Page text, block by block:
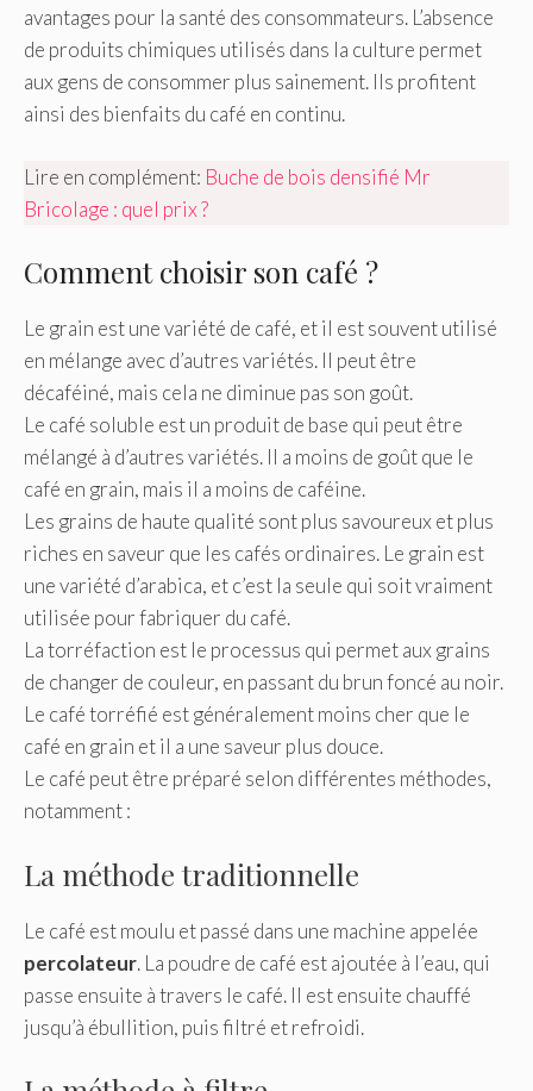
avantages pour la santé des consommateurs. L’absence
de produits chimiques utilisés dans la culture permet
aux gens de consommer plus sainement. Ils profitent
ainsi des bienfaits du café en continu.
Lire en complément: Buche de bois densifié Mr
Bricolage : quel prix ?
Comment choisir son café ?
Le grain est une variété de café, et il est souvent utilisé
en mélange avec d’autres variétés. Il peut être
décaféiné, mais cela ne diminue pas son goût.
Le café soluble est un produit de base qui peut être
mélangé à d’autres variétés. Il a moins de goût que le
café en grain, mais il a moins de caféine.
Les grains de haute qualité sont plus savoureux et plus
riches en saveur que les cafés ordinaires. Le grain est
une variété d’arabica, et c’est la seule qui soit vraiment
utilisée pour fabriquer du café.
La torréfaction est le processus qui permet aux grains
de changer de couleur, en passant du brun foncé au noir.
Le café torréfié est généralement moins cher que le
café en grain et il a une saveur plus douce.
Le café peut être préparé selon différentes méthodes,
notamment :
La méthode traditionnelle
Le café est moulu et passé dans une machine appelée
percolateur. La poudre de café est ajoutée à l’eau, qui
passe ensuite à travers le café. Il est ensuite chauffé
jusqu’à ébullition, puis filtré et refroidi.